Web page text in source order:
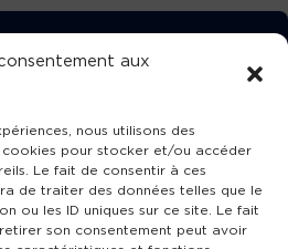
aux
nous utilisons des
pour stocker et/ou accéder
Le fait de consentir à ces
de traiter des données telles que le
ou les ID uniques sur ce site. Le fait
son consentement peut avoir
GRATUITEMENT
TVBA !
NOUS !